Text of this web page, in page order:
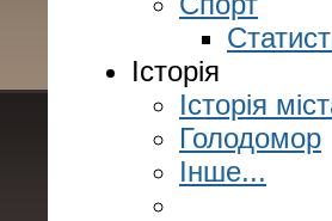
Історія
Історія
Голодомор
Інше...